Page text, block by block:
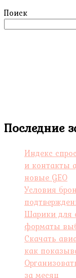
Поиск
Последние
Индекс
и контакты
новые GEO
Условия
Шарики для
форматы
Скачать
как
за месяц